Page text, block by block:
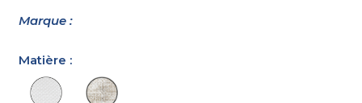
Marque :
Matière :